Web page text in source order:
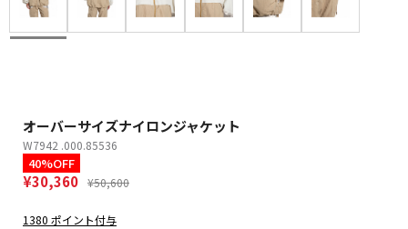
オーバーサイズナイロンジャケット
W7942 .000.85536
40%OFF
¥30,360 ¥50,600
1380 ポイント付与